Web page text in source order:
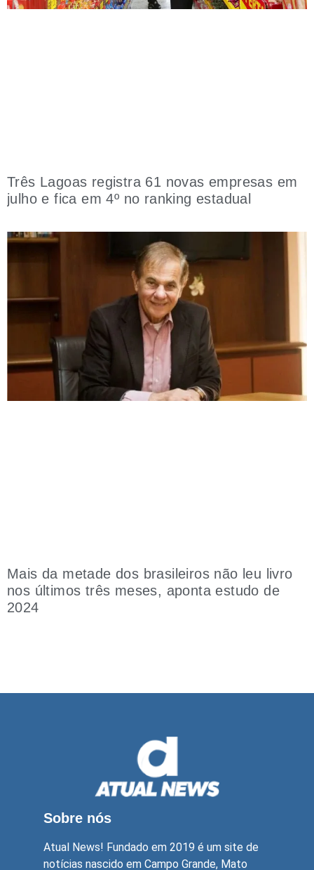
Três Lagoas registra 61 novas empresas em
julho e fica em 4º no ranking estadual
Mais da metade dos brasileiros não leu livro
nos últimos três meses, aponta estudo de
2024
Sobre nós
Atual News! Fundado em 2019 é um site de
notícias nascido em Campo Grande, Mato